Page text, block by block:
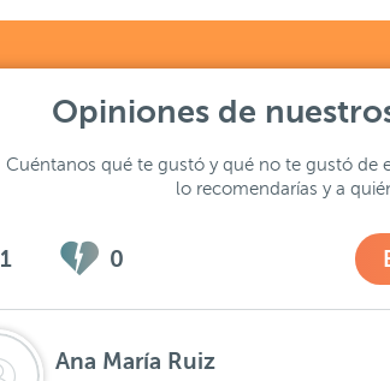
Opiniones de
Cuéntanos qué te gustó y qué no te gustó de
lo recomendarías y a
1 0
Ana María Ruiz